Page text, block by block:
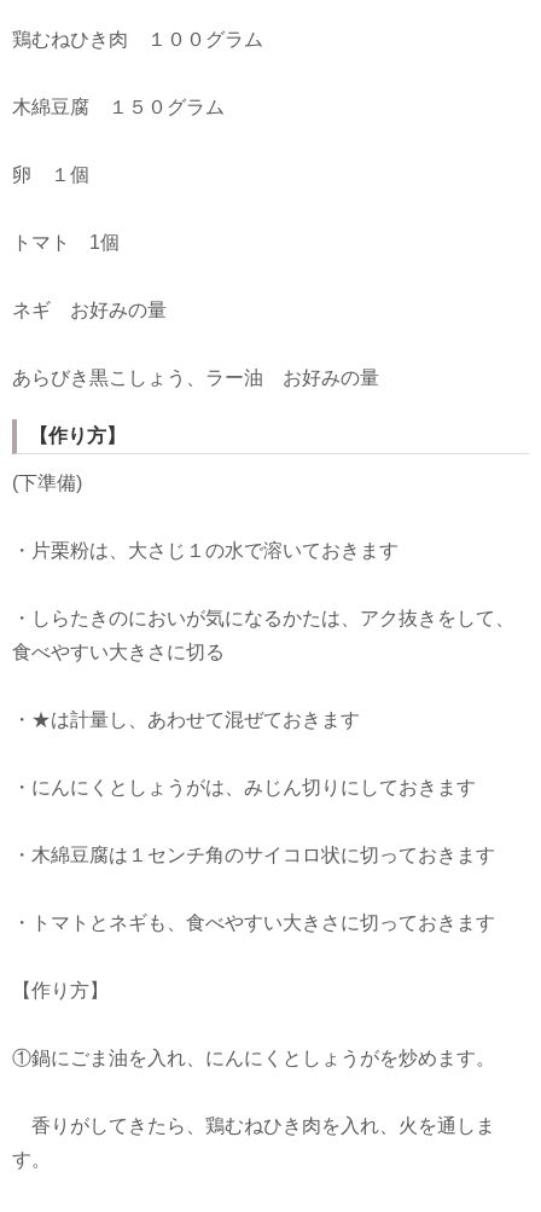
鶏むねひき肉 １００グラム
木綿豆腐 １５０グラム
卵 １個
トマト 1個
ネギ お好みの量
あらびき黒こしょう、ラー油 お好みの量
【作り方】
(下準備)
・片栗粉は、大さじ１の水で溶いておきます
・しらたきのにおいが気になるかたは、アク抜きをして、
食べやすい大きさに切る
・★は計量し、あわせて混ぜておきます
・にんにくとしょうがは、みじん切りにしておきます
・木綿豆腐は１センチ角のサイコロ状に切っておきます
・トマトとネギも、食べやすい大きさに切っておきます
【作り方】
①鍋にごま油を入れ、にんにくとしょうがを炒めます。
香りがしてきたら、鶏むねひき肉を入れ、火を通しま
す。